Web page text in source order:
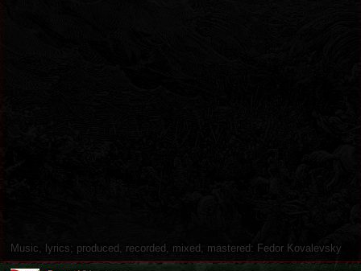
Music, lyrics; produced, recorded, mixed, mastered: Fedor Kovalevsky